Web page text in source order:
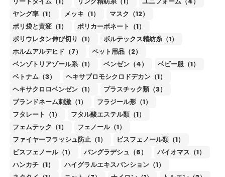
ヤング率（1）
メッキ（1）
マスク（12）
ポリ袋と黄変（1）
ポリカーボネート（1）
ポリウレタン伸び切り（1）
ボルテックス精紡糸（1）
ホルムアルデヒド（7）
ペット用品（2）
ベンゾトリアゾール系（1）
ベンゼン（4）
ベビー服（1）
ベトナム（3）
ヘキサブロモシクロドデカン（1）
ヘキサクロロベンゼン（1）
プラスチック類（3）
ブランドネーム刺激（1）
フラジール形（1）
フタレート（1）
フタル酸エステル類（1）
フェムテック（1）
フェノール（1）
ファイヤーフラッシュ防止（1）
ビスフェノール類（1）
ビスフェノール（1）
バングラデシュ（6）
バイオマス（1）
ハンカチ（1）
ハイグラルエキスパンション（1）